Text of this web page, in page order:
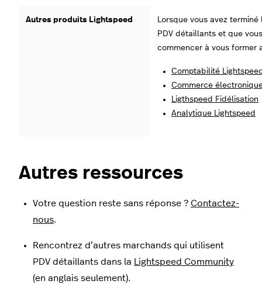
Autres produits Lightspeed
Lorsque vous avez
PDV détaillants et que
commencer à vous former
Comptabilité
Commerce
Ligthspeed Fidélisation
Analytique Lightspeed
Autres ressources
Votre question reste sans réponse ? Contactez-
nous.
Rencontrez d’autres marchands qui utilisent
PDV détaillants dans la
Lightspeed Community
(en anglais seulement).